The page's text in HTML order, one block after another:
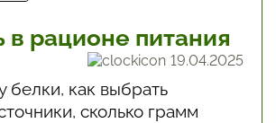
в рационе питания
19.04.2025
белки, как выбрать
сколько грамм